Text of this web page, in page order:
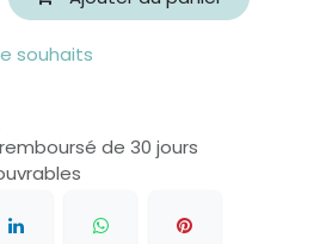
souhaits
de 30 jours